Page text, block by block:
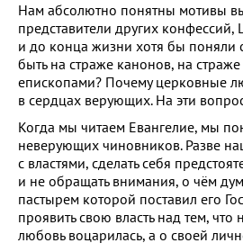
Нам абсолютно понятны мотивы
представители других
и до конца жизни хотя бы поняли
быть на страже канонов, на
епископами? Почему церковные
в сердцах верующих. На эти
Когда мы читаем Евангелие, мы
неверующих чиновников. Разве
с властями, сделать себя
и не обращать внимания, о чём
пастырем которой поставил его
проявить свою власть над тем,
любовь воцарилась, а о своей